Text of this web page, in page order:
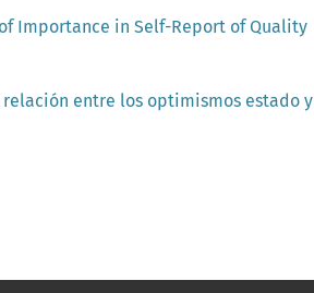
Importance in Self-Report of Quality
relación entre los optimismos estado y